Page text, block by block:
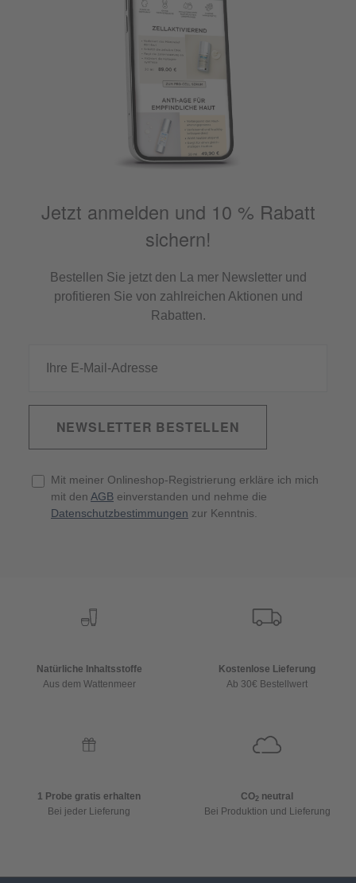
Jetzt anmelden und 10 % Rabatt
sichern!
Bestellen Sie jetzt den La mer Newsletter und
profitieren Sie von zahlreichen Aktionen und
Rabatten.
NEWSLETTER BESTELLEN
Mit meiner Onlineshop-Registrierung erkläre ich mich
mit den AGB einverstanden und nehme die
Datenschutzbestimmungen zur Kenntnis.
Natürliche Inhaltsstoffe
Aus dem Wattenmeer
Kostenlose Lieferung
Ab 30€ Bestellwert
1 Probe gratis erhalten
Bei jeder Lieferung
CO2 neutral
Bei Produktion und Lieferung